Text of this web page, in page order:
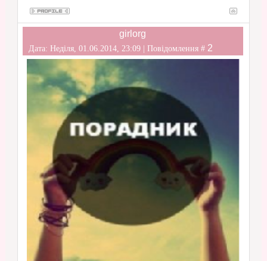
girlorg
Дата: Неділя, 01.06.2014, 23:09 | Повідомлення # 2